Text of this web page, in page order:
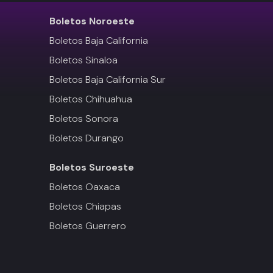
Boletos Noroeste
Boletos Baja California
Boletos Sinaloa
Boletos Baja California Sur
Boletos Chihuahua
Boletos Sonora
Boletos Durango
Boletos Suroeste
Boletos Oaxaca
Boletos Chiapas
Boletos Guerrero